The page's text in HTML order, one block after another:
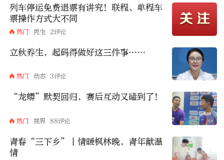
列车停运免费退票有讲究！联程、单程车
票操作方式大不同
热门 民生 2评论
立秋养生，起码得做好这三件事……
热门 动态 3评论
“龙蟒”默契回归，赛后互动又磕到了！
热门 视界 88评论
青春“三下乡”丨情暖枫林晚，青年献温
情